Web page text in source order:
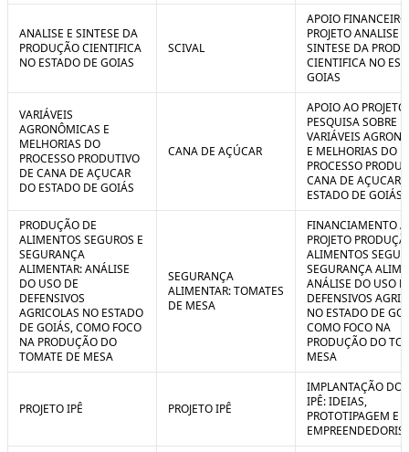
ANALISE E SINTESE DA
PRODUÇÃO CIENTIFICA
NO ESTADO DE GOIAS
SCIVAL
APOIO
PROJETO ANALISE E
SINTESE DA
CIENTIFICA NO
GOIAS
VARIÁVEIS
AGRONÔMICAS E
MELHORIAS DO
PROCESSO PRODUTIVO
DE CANA DE AÇUCAR
DO ESTADO DE GOIÁS
CANA DE AÇÚCAR
APOIO AO
PESQUISA SOBRE
VARIÁVEIS
E MELHORIAS DO
PROCESSO
CANA DE AÇUCAR
ESTADO DE GOIÁS
PRODUÇÃO DE
ALIMENTOS SEGUROS E
SEGURANÇA
ALIMENTAR: ANÁLISE
DO USO DE
DEFENSIVOS
AGRICOLAS NO ESTADO
DE GOIÁS, COMO FOCO
NA PRODUÇÃO DO
TOMATE DE MESA
SEGURANÇA
ALIMENTAR: TOMATES
DE MESA
FINANCIAMENTO
PROJETO
ALIMENTOS
SEGURANÇA
ANÁLISE DO USO
DEFENSIVOS
NO ESTADO DE
COMO FOCO NA
PRODUÇÃO DO
MESA
PROJETO IPÊ PROJETO IPÊ
IMPLANTAÇÃO DO
IPÊ: IDEIAS,
PROTOTIPAGEM E